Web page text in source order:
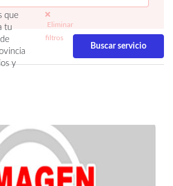
que
tu
y
Eliminar
filtros